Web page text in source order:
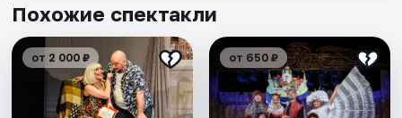
Похожие спектакли
от 2 000 ₽ от 650 ₽